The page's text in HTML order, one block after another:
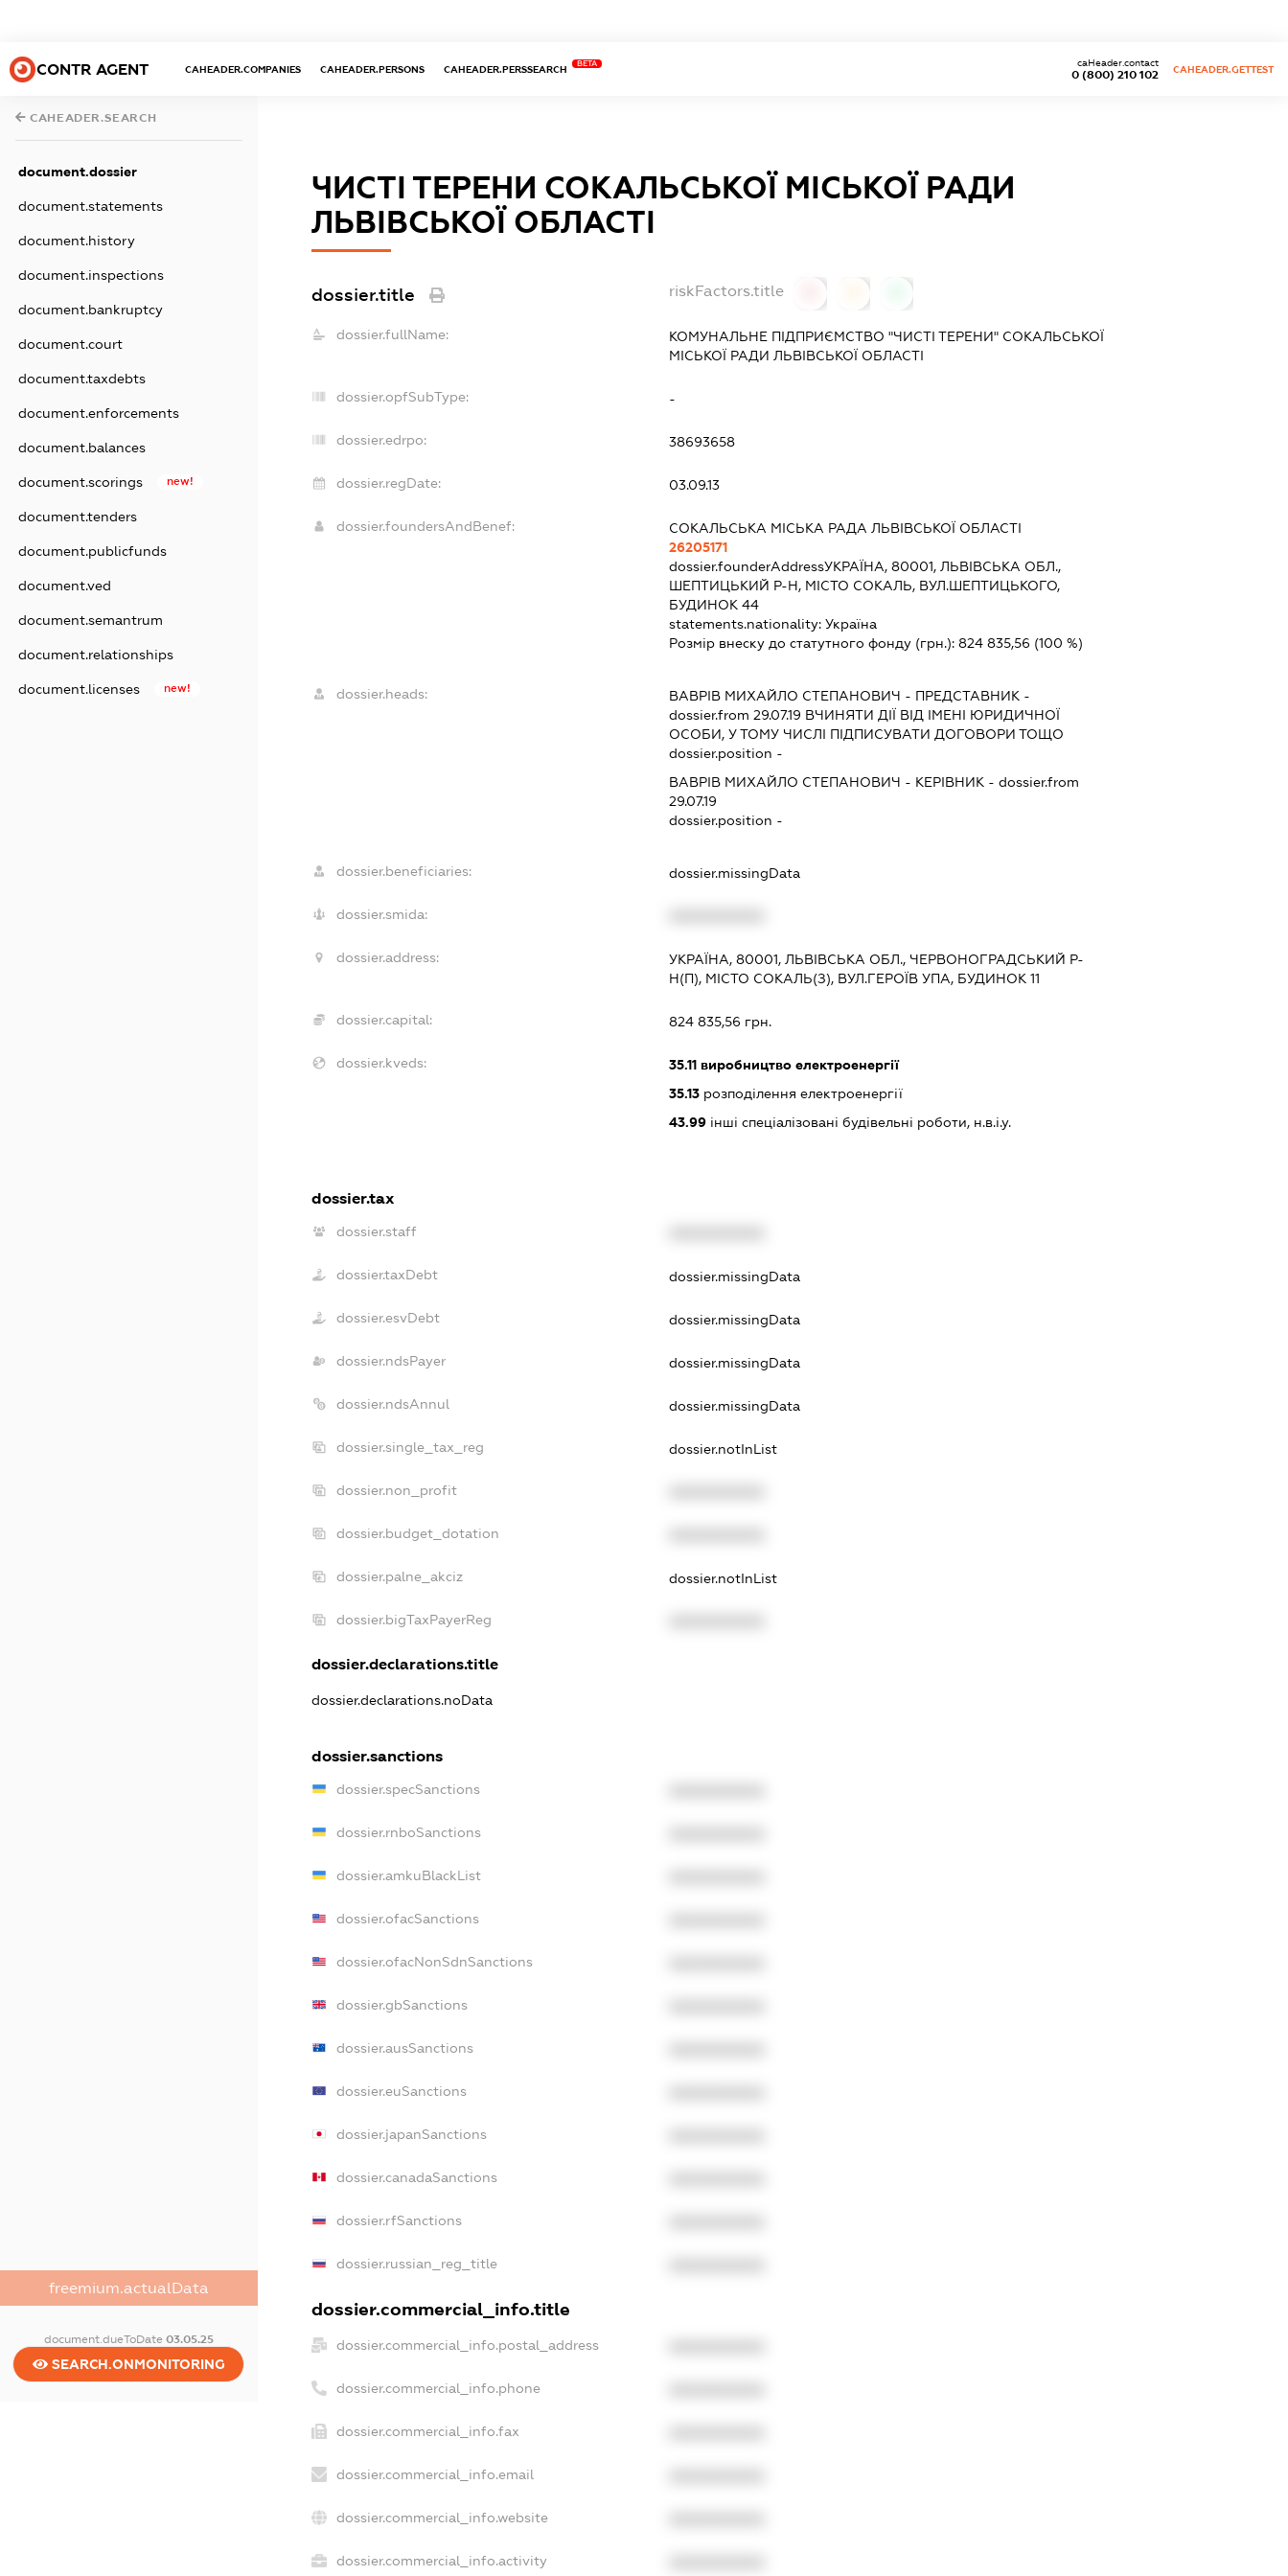
CONTR AGENT CAHEADER.COMPANIES CAHEADER.PERSONS CAHEADER.PERSSEARCH
BETA
0 (800) 210 102
caHeader.contact
CAHEADER.GETTEST
CAHEADER.SEARCH
document.dossier
document.statements
document.history
document.inspections
document.bankruptcy
document.court
document.taxdebts
document.enforcements
document.balances
document.scorings new!
document.tenders
document.publicfunds
document.ved
document.semantrum
document.relationships
document.licenses new!
freemium.actualData
document.dueToDate 03.05.25
SEARCH.ONMONITORING
ЧИСТІ ТЕРЕНИ СОКАЛЬСЬКОЇ МІСЬКОЇ РАДИ
ЛЬВІВСЬКОЇ ОБЛАСТІ
dossier.title riskFactors.title
dossier.fullName:
КОМУНАЛЬНЕ ПІДПРИЄМСТВО "ЧИСТІ ТЕРЕНИ" СОКАЛЬСЬКОЇ
МІСЬКОЇ РАДИ ЛЬВІВСЬКОЇ ОБЛАСТІ
dossier.opfSubType: -
dossier.edrpo: 38693658
dossier.regDate: 03.09.13
dossier.foundersAndBenef:
СОКАЛЬСЬКА МІСЬКА РАДА ЛЬВІВСЬКОЇ ОБЛАСТІ
26205171
dossier.founderAddressУКРАЇНА, 80001, ЛЬВІВСЬКА ОБЛ.,
ШЕПТИЦЬКИЙ Р-Н, МІСТО СОКАЛЬ, ВУЛ.ШЕПТИЦЬКОГО,
БУДИНОК 44
statements.nationality: Україна
Розмір внеску до статутного фонду (грн.): 824 835,56 (100 %)
dossier.heads: ВАВРІВ МИХАЙЛО СТЕПАНОВИЧ - ПРЕДСТАВНИК-
dossier.from 29.07.19 ВЧИНЯТИ ДІЇ ВІД ІМЕНІ ЮРИДИЧНОЇ
ОСОБИ, У ТОМУ ЧИСЛІ ПІДПИСУВАТИ ДОГОВОРИ ТОЩО
dossier.position -
ВАВРІВ МИХАЙЛО СТЕПАНОВИЧ - КЕРІВНИК- dossier.from
29.07.19
dossier.position -
dossier.beneficiaries: dossier.missingData
dossier.smida:
dossier.address:
УКРАЇНА, 80001, ЛЬВІВСЬКА ОБЛ., ЧЕРВОНОГРАДСЬКИЙ Р-
Н(П), МІСТО СОКАЛЬ(З), ВУЛ.ГЕРОЇВ УПА, БУДИНОК 11
dossier.capital: 824 835,56 грн.
dossier.kveds: 35.11виробництво електроенергії
35.13розподілення електроенергії
43.99інші спеціалізовані будівельні роботи, н.в.і.у.
dossier.tax
dossier.staff
dossier.taxDebt dossier.missingData
dossier.esvDebt dossier.missingData
dossier.ndsPayer dossier.missingData
dossier.ndsAnnul dossier.missingData
dossier.single_tax_reg dossier.notInList
dossier.non_profit
dossier.budget_dotation
dossier.palne_akciz dossier.notInList
dossier.bigTaxPayerReg
dossier.declarations.title
dossier.declarations.noData
dossier.sanctions
dossier.specSanctions
dossier.rnboSanctions
dossier.amkuBlackList
dossier.ofacSanctions
dossier.ofacNonSdnSanctions
dossier.gbSanctions
dossier.ausSanctions
dossier.euSanctions
dossier.japanSanctions
dossier.canadaSanctions
dossier.rfSanctions
dossier.russian_reg_title
dossier.commercial_info.title
dossier.commercial_info.postal_address
dossier.commercial_info.phone
dossier.commercial_info.fax
dossier.commercial_info.email
dossier.commercial_info.website
dossier.commercial_info.activity